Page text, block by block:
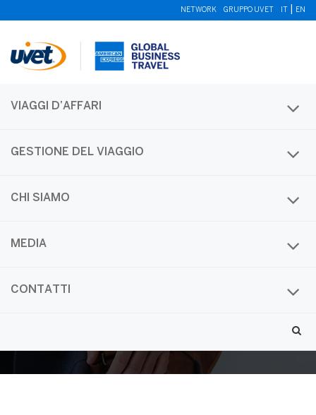
NETWORK GRUPPO UVET EN
VIAGGI D’AFFARI
GESTIONE DEL VIAGGIO
CHI SIAMO
MEDIA
CONTATTI